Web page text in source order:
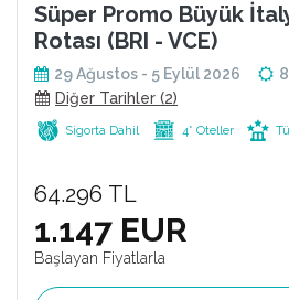
Süper Promo Büyük
Rotası (BRI - VCE)
29 Ağustos - 5 Eylül 2026
Diğer Tarihler (2)
Sigorta Dahil 4* Oteller
64.296 TL
1.147 EUR
Başlayan Fiyatlarla